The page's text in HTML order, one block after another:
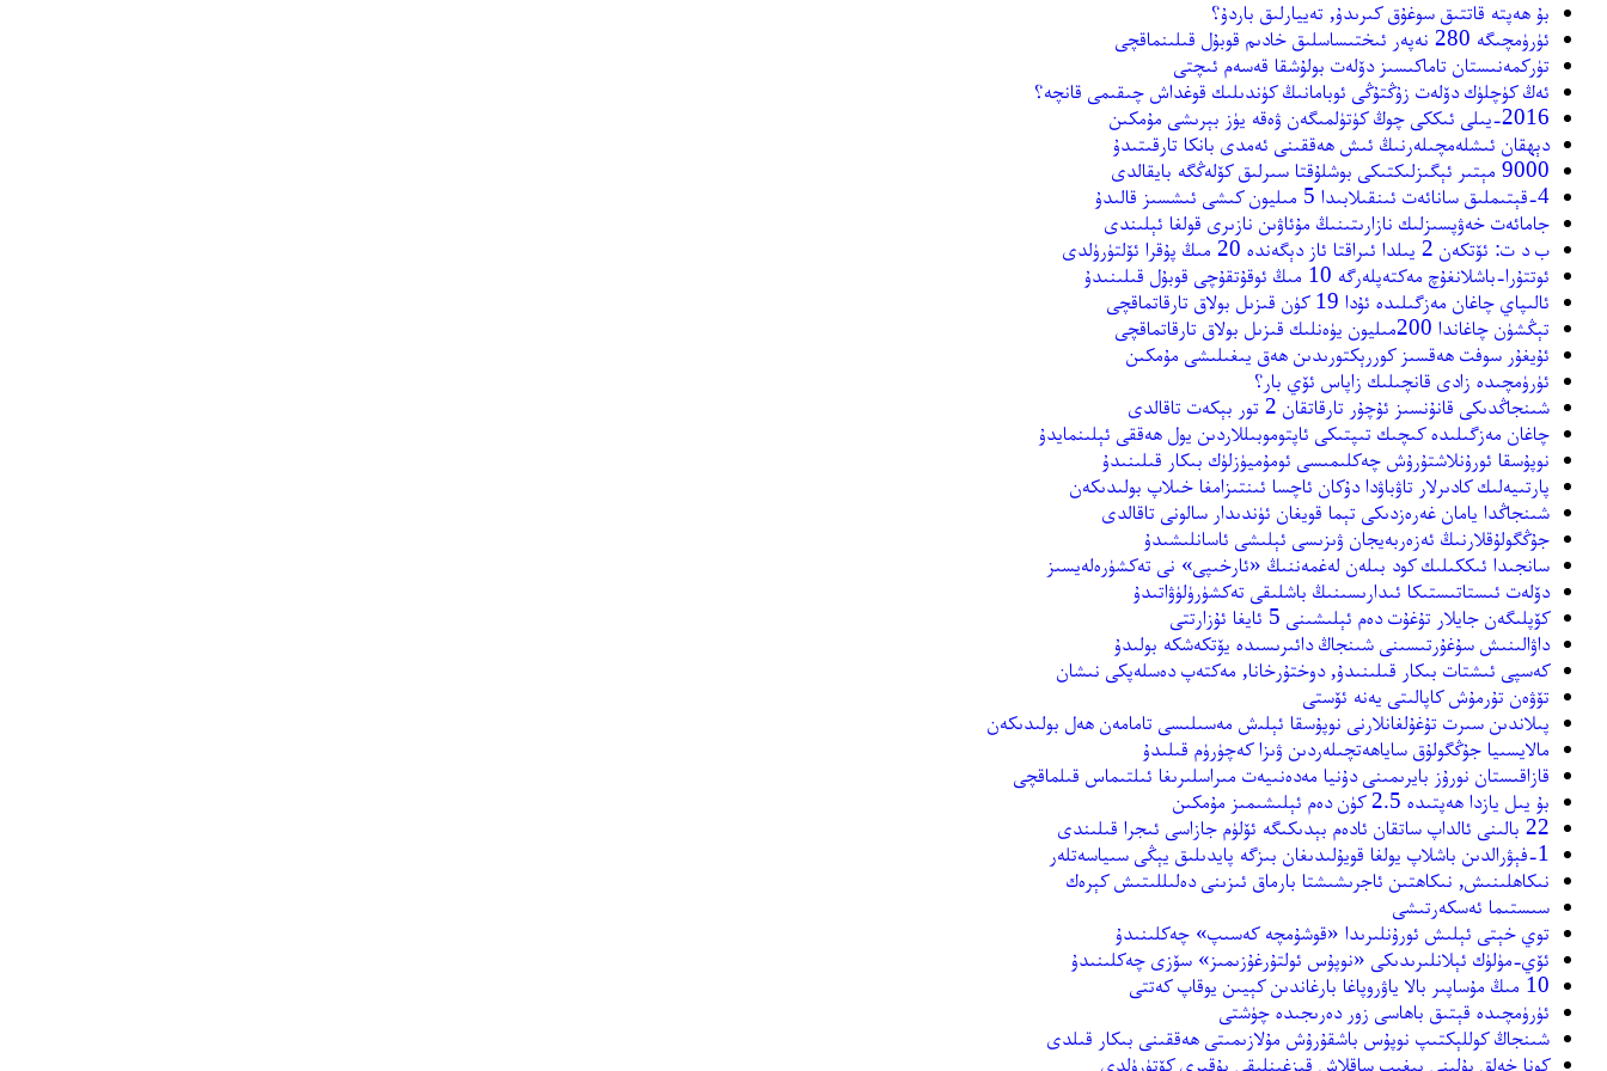
ﺑﯘ ﻫﻪﭘﺘﻪ ﻗﺎﺗﺘﯩﻖ ﺳﻮﻏﯘﻕ ﻛﯩﺮﯨﺪﯗ, ﺗﻪﻳﻴﺎﺭﻟﯩﻖ ﺑﺎﺭﺩﯗ؟
ﺋﯜﺭﯛﻣﭽﯩﮕﻪ 280 ﻧﻪﭘﻪﺭ ﺋﯩﺨﺘﯩﺴﺎﺳﻠﯩﻖ ﺧﺎﺩﯨﻢ ﻗﻮﺑﯘﻝ ﻗﯩﻠﯩﻨﻤﺎﻗﭽﻰ
ﺗﯜﺭﻛﻤﻪﻧﯩﺴﺘﺎﻥ ﺗﺎﻣﺎﻛﯩﺴﯩﺰ ﺩﯙﻟﻪﺕ ﺑﻮﻟﯘﺷﻘﺎ ﻗﻪﺳﻪﻡ ﺋﯩﭽﺘﻰ
ئەڭ كۈچلۈك دۆلەت زۇڭتۇڭى ئوبامانىڭ كۈندىلىك قوغداش چىقىمى قانچە؟
2016-ﻳﯩﻠﻰ ﺋﯩﻜﻜﻰ ﭼﻮﯓ ﻛﯜﺗﯜﻟﻤﯩﮕﻪﻥ ﯞﻩﻗﻪ ﻳﯜﺯ ﺑﯧﺮﯨﺸﻰ ﻣﯘﻣﻜﯩﻦ
ﺩﯦﻬﻘﺎﻥ ﺋﯩﺸﻠﻪﻣﭽﯩﻠﻪﺭﻧﯩﯔ ﺋﯩﺶ ﻫﻪﻗﻘﯩﻨﻰ ﺋﻪﻣﺪﻯ ﺑﺎﻧﻜﺎ ﺗﺎﺭﻗﯩﺘﯩﺪﯗ
9000 ﻣﯧﺘﯩﺮ ﺋﯧﮕﯩﺰﻟﯩﻜﺘﯩﻜﻰ ﺑﻮﺷﻠﯘﻗﺘﺎ ﺳﯩﺮﻟﯩﻖ ﻛﯚﻟﻪﯕﮕﻪ ﺑﺎﻳﻘﺎﻟﺪﻯ
4-ﻗﯧﺘﯩﻤﻠﯩﻖ ﺳﺎﻧﺎﺋﻪﺕ ﺋﯩﻨﻘﯩﻼﺑﯩﺪﺍ 5 ﻣﯩﻠﻴﻮﻥ ﻛﯩﺸﻰ ﺋﯩﺸﺴﯩﺰ ﻗﺎﻟﯩﺪﯗ
ﺟﺎﻣﺎﺋﻪﺕ ﺧﻪﯞﭘﺴﯩﺰﻟﯩﻚ ﻧﺎﺯﺍﺭﯨﺘﯩﻨﯩﯔ ﻣﯘﺋﺎﯞﯨﻦ ﻧﺎﺯﯨﺮﻯ ﻗﻮﻟﻐﺎ ﺋﯧﻠﯩﻨﺪﻯ
ﺏ ﺩ ﺕ: ﺋﯚﺗﻜﻪﻥ 2 ﻳﯩﻠﺪﺍ ﺋﯩﺮﺍﻗﺘﺎ ﺋﺎﺯ ﺩﯦﮕﻪﻧﺪﻩ 20 ﻣﯩﯔ ﭘﯘﻗﺮﺍ ﺋﯚﻟﺘﯜﺭﯛﻟﺪﻯ
ﺋﻮﺗﺘﯘﺭﺍ-ﺑﺎﺷﻼﻧﻐﯘﭺ ﻣﻪﻛﺘﻪﭘﻠﻪﺭﮔﻪ 10 ﻣﯩﯔ ﺋﻮﻗﯘﺗﻘﯘﭼﻰ ﻗﻮﺑﯘﻝ ﻗﯩﻠﯩﻨﯩﺪﯗ
ﺋﺎﻟﯩﭙﺎﻱ ﭼﺎﻏﺎﻥ ﻣﻪﺯﮔﯩﻠﯩﺪﻩ ﺋﯘﺩﺍ 19 ﻛﯜﻥ ﻗﯩﺰﯨﻞ ﺑﻮﻻﻕ ﺗﺎﺭﻗﺎﺗﻤﺎﻗﭽﻰ
ﺗﯧﯖﺸﯜﻥ ﭼﺎﻏﺎﻧﺪﺍ 200ﻣﯩﻠﻴﻮﻥ ﻳﯜﻩﻧﻠﯩﻚ ﻗﯩﺰﯨﻞ ﺑﻮﻻﻕ ﺗﺎﺭﻗﺎﺗﻤﺎﻗﭽﻰ
ﺋﯘﻳﻐﯘﺭ ﺳﻮﻓﺖ ﻫﻪﻗﺴﯩﺰ ﻛﻮﺭﺭﯦﻜﺘﻮﺭﯨﺪﯨﻦ ﻫﻪﻕ ﻳﯩﻐﯩﻠﯩﺸﻰ ﻣﯘﻣﻜﯩﻦ
ئۈرۈمچىدە زادى قانچىلىك زاپاس ئۆي بار؟
ﺷﯩﻨﺠﺎﯕﺪﯨﻜﻰ ﻗﺎﻧﯘﻧﺴﯩﺰ ﺋﯘﭼﯘﺭ ﺗﺎﺭﻗﺎﺗﻘﺎﻥ 2 ﺗﻮﺭ ﺑﯧﻜﻪﺕ ﺗﺎﻗﺎﻟﺪﻯ
ﭼﺎﻏﺎﻥ ﻣﻪﺯﮔﯩﻠﯩﺪﻩ ﻛﯩﭽﯩﻚ ﺗﯩﭙﺘﯩﻜﻰ ﺋﺎﭘﺘﻮﻣﻮﺑﯩﻠﻼﺭدىن يول ھەققى ئېلىنمايدۇ
ﻧﻮﭘﯘﺳﻘﺎ ﺋﻮﺭﯗﻧﻼﺷﺘﯘﺭﯗﺵ ﭼﻪﻛﻠﯩﻤﯩﺴﻰ ﺋﻮﻣﯘﻣﻴﯜﺯﻟﯜﻙ ﺑﯩﻜﺎﺭ ﻗﯩﻠﯩﻨﯩﺪﯗ
ﭘﺎﺭﺗﯩﻴﻪﻟﯩﻚ ﻛﺎﺩﯨﺮﻻﺭ ﺗﺎﯞﺑﺎﯞﺩﺍ ﺩﯗﻛﺎﻥ ﺋﺎﭼﺴﺎ ﺋﯩﻨﺘﯩﺰﺍﻣﻐﺎ ﺧﯩﻼﭖ ﺑﻮﻟﯩﺪﯨﻜﻪﻥ
ﺷﯩﻨﺠﺎﯕﺪﺍ ﻳﺎﻣﺎﻥ ﻏﻪﺭﻩﺯﺩﯨﻜﻰ ﺗﯧﻤﺎ ﻗﻮﻳﻐﺎﻥ ﺋﯜﻧﺪﯨﺪﺍﺭ ﺳﺎﻟﻮﻧﻰ ﺗﺎﻗﺎﻟﺪﻯ
ﺟﯘﯕﮕﻮﻟﯘﻗﻼﺭﻧﯩﯔ ﺋﻪﺯﻩﺭﺑﻪﻳﺠﺎﻥ ﯞﯨﺰﯨﺴﻰ ﺋﯧﻠﯩﺸﻰ ﺋﺎﺳﺎﻧﻠﯩﺸﯩﺪﯗ
ﺳﺎﻧﺠﯩﺪﺍ ﺋﯩﻜﻜﯩﻠﯩﻚ ﻛﻮﺩ ﺑﯩﻠﻪﻥ ﻟﻪﻏﻤﻪﻧﻨﯩﯔ «ﺋﺎﺭﺧﯩﭙﻰ» ﻧﻰ ﺗﻪﻛﺸﯜﺭﻩﻟﻪﻳﺴﯩﺰ
ﺩﯙﻟﻪﺕ ﺋﯩﺴﺘﺎﺗﯩﺴﺘﯩﻜﺎ ﺋﯩﺪﺍﺭﯨﺴﯩﻨﯩﯔ ﺑﺎﺷﻠﯩﻘﻰ ﺗﻪﻛﺸﯜﺭﯛﻟﯜﯞﺍﺗﯩﺪﯗ
ﻛﯚﭘﻠﯩﮕﻪﻥ ﺟﺎﻳﻼﺭ ﺗﯘﻏﯘﺕ ﺩﻩﻡ ﺋﯧﻠﯩﺸﯩﻨﻰ 5 ﺋﺎﻳﻐﺎ ﺋﯘﺯﺍﺭﺗﺘﻰ
ﺩﺍﯞﺍﻟﯩﻨﯩﺶ ﺳﯘﻏﯘﺭﺗﯩﺴﯩﻨﻰ ﺷﯩﻨﺠﺎﯓ ﺩﺍﺋﯩﺮﯨﺴﯩﺪﻩ ﻳﯚﺗﻜﻪﺷﻜﻪ ﺑﻮﻟﯩﺪﯗ
ﻛﻪﺳﭙﻰ ﺋﯩﺸﺘﺎﺕ ﺑﯩﻜﺎﺭ ﻗﯩﻠﯩﻨﯩﺪﯗ, ﺩﻭﺧﺘﯘﺭﺧﺎﻧﺎ, ﻣﻪﻛﺘﻪﭖ ﺩﻩﺳﻠﻪﭘﻜﻰ ﻧﯩﺸﺎﻥ
تۆۋەن تۇرمۇش كاپالىتى يەنە ئۆستى
ﭘﯩﻼﻧﺪﯨﻦ ﺳﯩﺮﺕ ﺗﯘﻏﯘﻟﻐﺎﻧﻼﺭﻧﻰ ﻧﻮﭘﯘﺳﻘﺎ ﺋﯧﻠﯩش مەسىلىسى تامامەن ھەل بولىدىكەن
ﻣﺎﻻﻳﺴﯩﻴﺎ ﺟﯘﯕﮕﻮﻟﯘﻕ ﺳﺎﻳﺎﻫﻪﺗﭽﯩﻠﻪﺭﺩﯨﻦ ﯞﯨﺰﺍ ﻛﻪﭼﯜﺭﯛﻡ ﻗﯩﻠﯩﺪﯗ
ﻗﺎﺯﺍﻗﯩﺴﺘﺎﻥ ﻧﻮﺭﯗﺯ بايرىمىنى ﺩﯗﻧﻴﺎ ﻣﻪﺩﻩﻧﯩﻴﻪﺕ ﻣﯩﺮﺍﺳﻠﯩﺮﯨﻐﺎ ﺋﯩﻠﺘﯩﻤﺎﺱ ﻗﯩﻠﻤﺎﻗﭽﻰ
ﺑﯘ ﻳﯩﻞ ﻳﺎﺯﺩﺍ ﻫﻪﭘﺘﯩﺪﻩ 2.5 ﻛﯜﻥ ﺩﻩﻡ ﺋﯧﻠﯩﺸﯩﻤﯩﺰ ﻣﯘﻣﻜﯩﻦ
22 ﺑﺎﻟﯩﻨﻰ ﺋﺎﻟﺪﺍﭖ ﺳﺎﺗﻘﺎﻥ ﺋﺎﺩﻩﻡ ﺑﯧﺪﯨﻜﯩﮕﻪ ﺋﯚﻟﯜﻡ ﺟﺎﺯﺍﺳﻰ ﺋﯩﺠﺮﺍ ﻗﯩﻠﯩﻨﺪﻯ
1-ﻓﯧﯟﺭﺍﻟﺪﯨﻦ ﺑﺎﺷﻼﭖ ﻳﻮﻟﻐﺎ ﻗﻮﻳﯘﻟﯩﺪﯨﻐﺎﻥ بىزگە پايدىلىق ﻳﯧﯖﻰ ﺳﯩﻴﺎﺳﻪﺗﻠﻪﺭ
ﻧﯩﻜﺎﻫﻠﯩﻨﯩﺶ, ﻧﯩﻜﺎﻫﺘﯩﻦ ﺋﺎﺟﺮﯨﺸﯩﺸﺘﺎ ﺑﺎﺭﻣﺎﻕ ﺋﯩﺰﯨﻨﻰ ﺩﻩﻟﯩﻠﻠﯩﺘﯩﺶ ﻛﯧﺮﻩﻙ
سىستىما ئەسكەرتىشى
ﺗﻮﻱ ﺧﯧﺘﻰ ﺋﯧﻠﯩﺶ ﺋﻮﺭﯗﻧﻠﯩﺮﯨﺪﺍ «ﻗﻮﺷﯘﻣﭽﻪ ﻛﻪﺳﯩﭗ» ﭼﻪﻛﻠﯩﻨﯩﺪﯗ
ﺋﯚﻱ-ﻣﯜﻟﯜﻙ ﺋﯧﻼﻧﻠﯩﺮﯨﺪﯨﻜﻰ «ﻧﻮﭘﯘﺱ ﺋﻮﻟﺘﯘﺭﻏﯘﺯﯨﻤﯩﺰ» ﺳﯚﺯﻯ ﭼﻪﻛﻠﯩﻨﯩﺪﯗ
10 ﻣﯩﯔ ﻣﯘﺳﺎﭘﯩﺮ ﺑﺎﻻ ﻳﺎﯞﺭﻭﭘﺎﻏﺎ ﺑﺎﺭﻏﺎﻧﺪﯨﻦ ﻛﯧﻴﯩﻦ ﻳﻮﻗﺎﭖ ﻛﻪﺗﺘﻰ
ﺋﯜﺭﯛﻣﭽﯩﺪﻩ ﻗﯧﺘﯩﻖ ﺑﺎﻫﺎﺳﻰ ﺯﻭﺭ ﺩﻩﺭﯨﺠﯩﺪﻩ ﭼﯜﺷﺘﻰ
ﺷﯩﻨﺠﺎﯓ ﻛﻮﻟﻠﯧﻜﺘﯩﭗ ﻧﻮﭘﯘﺱ ﺑﺎﺷﻘﯘﺭﯗﺵ ﻣﯘﻻﺯﯨﻤﯩﺘﻰ ﻫﻪﻗﻘﯩﻨﻰ ﺑﯩﻜﺎﺭ ﻗﯩﻠﺪﻯ
كونا خەلق پۇلىنى يىغىپ ساقلاش قىزغىنلىقى يۇقىرى كۆتۈرۈلدى